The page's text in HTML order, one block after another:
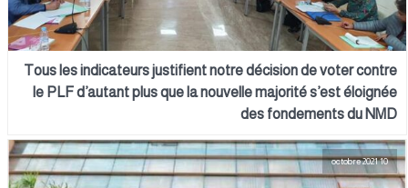
Tous les indicateurs justifient notre décision de voter contre
le PLF d’autant plus que la nouvelle majorité s’est éloignée
des fondements du NMD
10 octobre 2021